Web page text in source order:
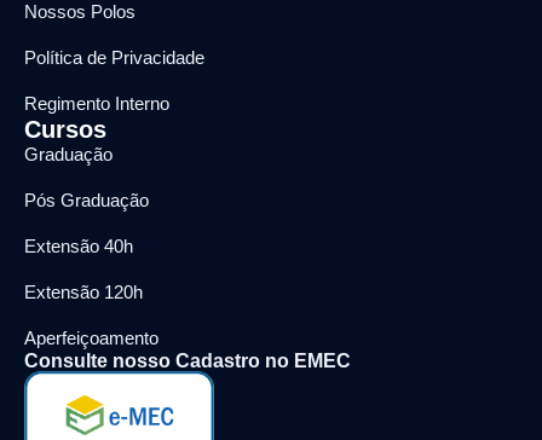
Nossos Polos
Política de Privacidade
Regimento Interno
Cursos
Graduação
Pós Graduação
Extensão 40h
Extensão 120h
Aperfeiçoamento
Consulte nosso Cadastro no EMEC